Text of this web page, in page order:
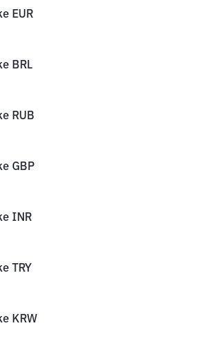
EUR
BRL
RUB
GBP
INR
TRY
KRW